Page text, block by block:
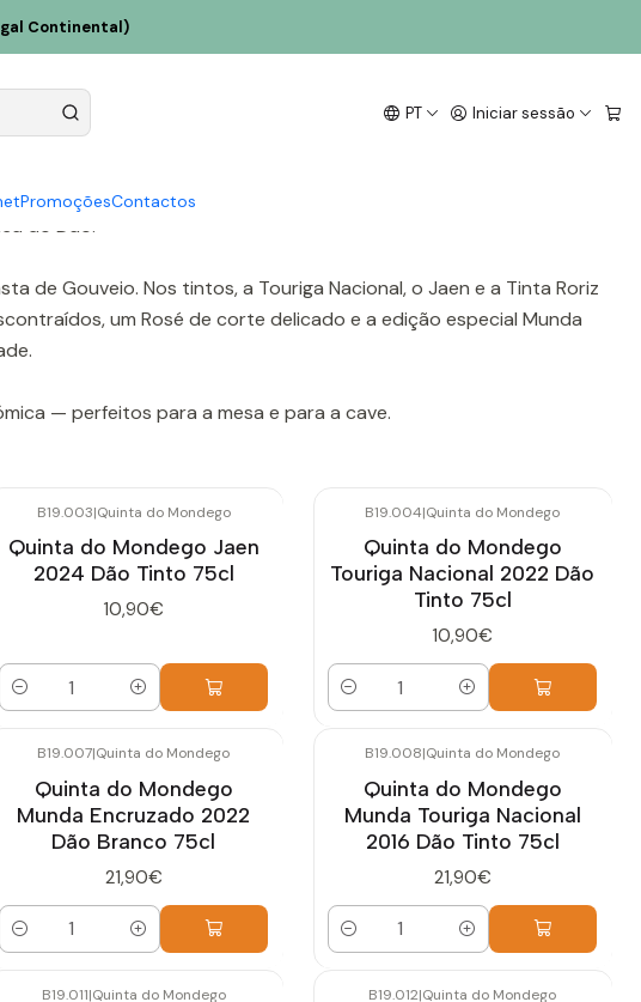
PT Iniciar sessão
PromoçõesContactos
Continental)
manuais, vinificação cuidada e estágios criteriosos para
do Dão.
de Gouveio. Nos tintos, a Touriga Nacional, o Jaen e a Tinta Roriz
um Rosé de corte delicado e a edição especial Munda
— perfeitos para a mesa e para a cave.
B19.003|Quinta do Mondego
Quinta do Mondego Jaen
2024 Dão Tinto 75cl
10,90€
Quantidade
B19.004|Quinta do Mondego
Quinta do Mondego
Touriga Nacional 2022 Dão
Tinto 75cl
10,90€
Quantidade
B19.007|Quinta do Mondego
Quinta do Mondego
Munda Encruzado 2022
Dão Branco 75cl
21,90€
Quantidade
B19.008|Quinta do Mondego
Quinta do Mondego
Munda Touriga Nacional
2016 Dão Tinto 75cl
21,90€
Quantidade
B19.011|Quinta do Mondego B19.012|Quinta do Mondego